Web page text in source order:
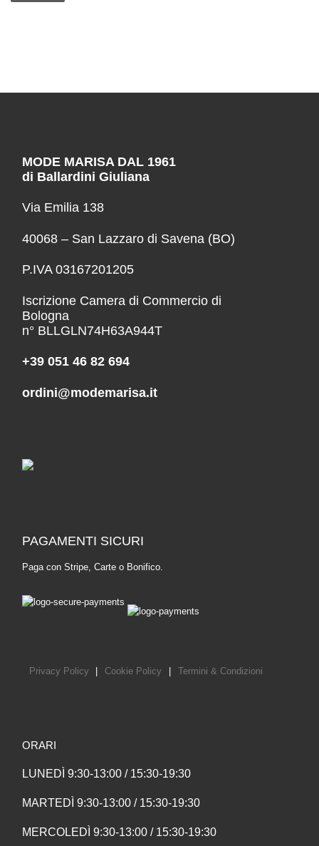
MODE MARISA DAL 1961
di Ballardini Giuliana
Via Emilia 138
40068 – San Lazzaro di Savena (BO)
P.IVA 03167201205
Iscrizione Camera di Commercio di
Bologna
n° BLLGLN74H63A944T
+39 051 46 82 694
ordini@modemarisa.it
PAGAMENTI SICURI
Paga con Stripe, Carte o Bonifico.
Privacy Policy Cookie Policy Termini & Condizioni
ORARI
LUNEDÌ 9:30-13:00 / 15:30-19:30
MARTEDÌ 9:30-13:00 / 15:30-19:30
MERCOLEDÌ 9:30-13:00 / 15:30-19:30